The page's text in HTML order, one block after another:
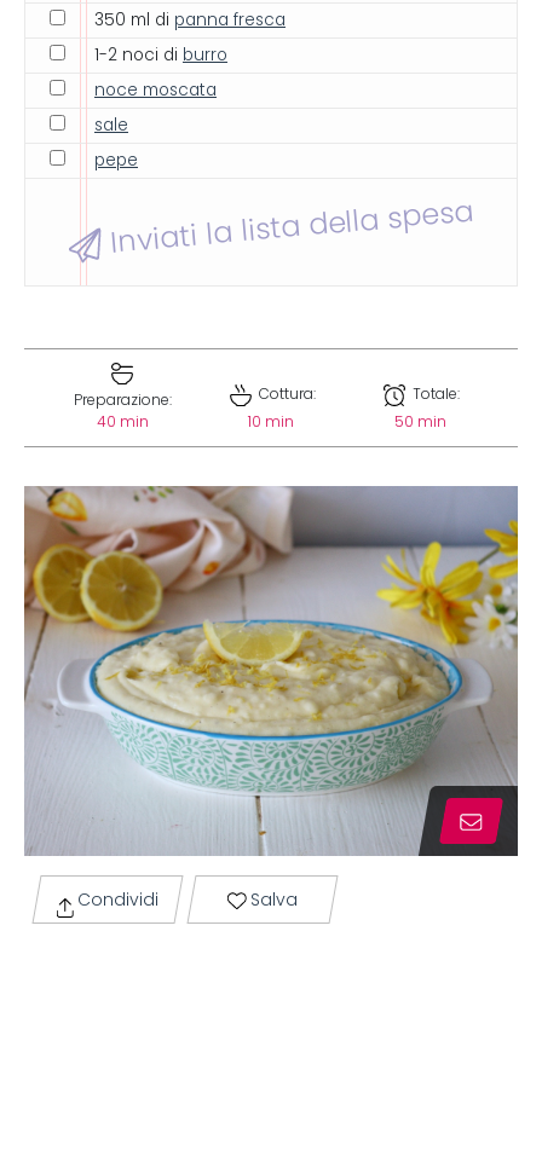
350 ml di panna fresca
1-2 noci di burro
noce moscata
sale
pepe
Inviati la lista della spesa
Preparazione:
40 min
Cottura:
10 min
Totale:
50 min
Condividi Salva